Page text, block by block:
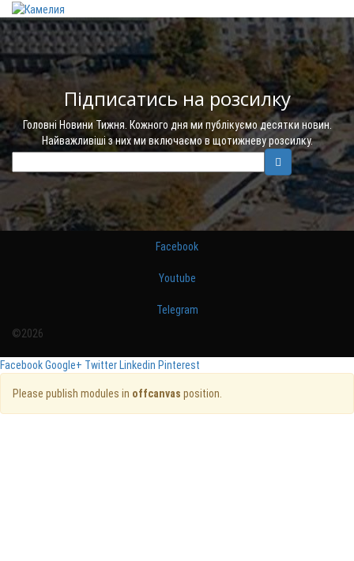
Підписатись на розсилку
Головні Новини Тижня. Кожного дня ми публікуємо десятки новин.
Найважливіші з них ми включаємо в щотижневу розсилку.
Facebook
Youtube
Telegram
©2026
FacebookGoogle+ TwitterLinkedin Pinterest
Please publish modules in offcanvas position.